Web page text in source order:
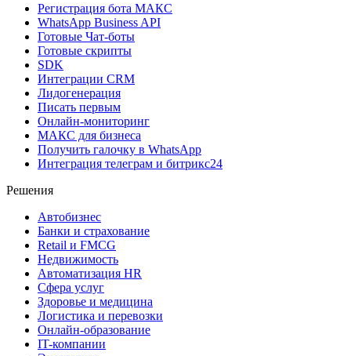
Регистрация бота MAКС
WhatsApp Business API
Готовые Чат-боты
Готовые скрипты
SDK
Интеграции CRM
Лидогенерация
Писать первым
Онлайн-мониторинг
MAКС для бизнеса
Получить галочку в WhatsApp
Интеграция телеграм и битрикс24
Решения
Автобизнес
Банки и страхование
Retail и FMCG
Недвижимость
Автоматизация HR
Сфера услуг
Здоровье и медицина
Логистика и перевозки
Онлайн-образование
IT-компании